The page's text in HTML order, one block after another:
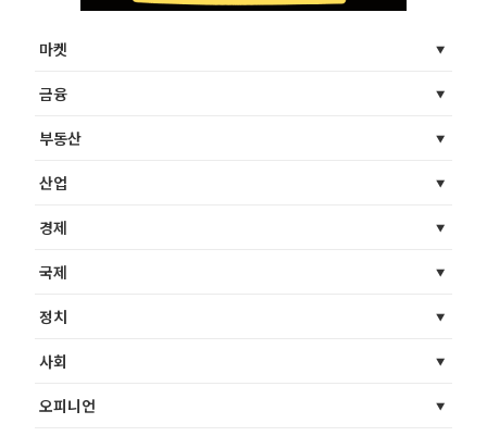
마켓
금융
부동산
산업
경제
국제
정치
사회
오피니언